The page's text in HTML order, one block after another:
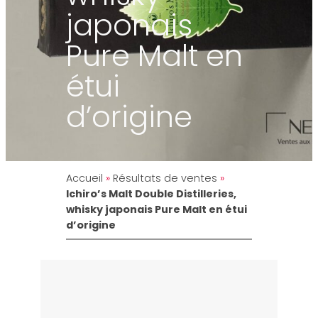
japonais
Pure Malt en
étui
d’origine
Accueil » Résultats de ventes »
Ichiro’s Malt Double Distilleries,
whisky japonais Pure Malt en étui
d’origine